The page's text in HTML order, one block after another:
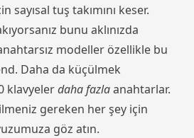
sayısal tuş takımını keser.
bunu aklınızda
modeller özellikle bu
Daha da küçülmek
klavyelerdaha fazlaanahtarlar.
gereken her şey için
göz atın.